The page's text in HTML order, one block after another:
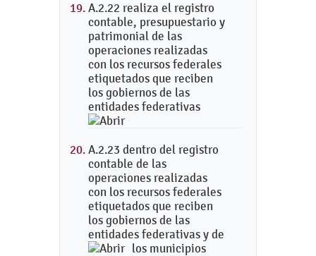
A.2.22 realiza el registro
contable, presupuestario y
patrimonial de las
operaciones realizadas
con los recursos federales
etiquetados que reciben
los gobiernos de las
entidades federativas
A.2.23 dentro del registro
contable de las
operaciones realizadas
con los recursos federales
etiquetados que reciben
los gobiernos de las
entidades federativas y de
los municipios